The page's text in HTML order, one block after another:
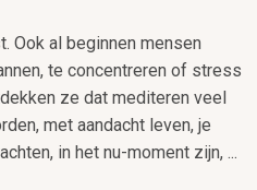
Ook al beginnen mensen
te concentreren of stress
ze dat mediteren veel
met aandacht leven, je
in het nu-moment zijn, ...